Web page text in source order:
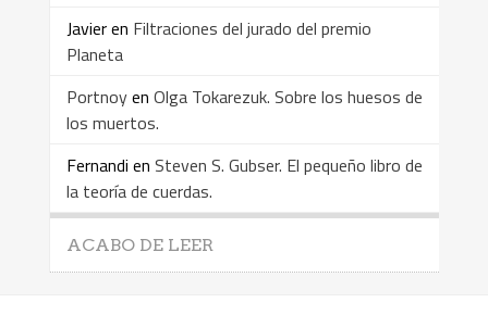
Javieren Filtraciones del jurado del premio
Planeta
Portnoyen Olga Tokarezuk. Sobre los huesos de
los muertos.
Fernandi en Steven S. Gubser. El pequeño libro de
la teoría de cuerdas.
ACABO DE LEER